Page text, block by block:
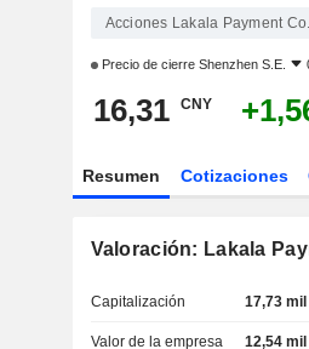
Acciones Lakala Payment
Precio de cierre Shenzhen S.E.
16,31 CNY
Resumen Cotizaciones
Valoración: Lakala
Capitalización 17,73 mil
Valor de la empresa 12,54 mil